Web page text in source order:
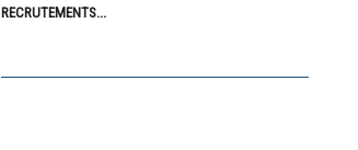
RECRUTEMENTS